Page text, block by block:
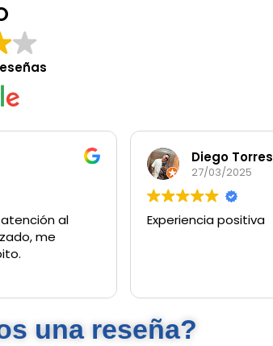
al
me
Diego Torres
27/03/2025
Experiencia positiva
una reseña?